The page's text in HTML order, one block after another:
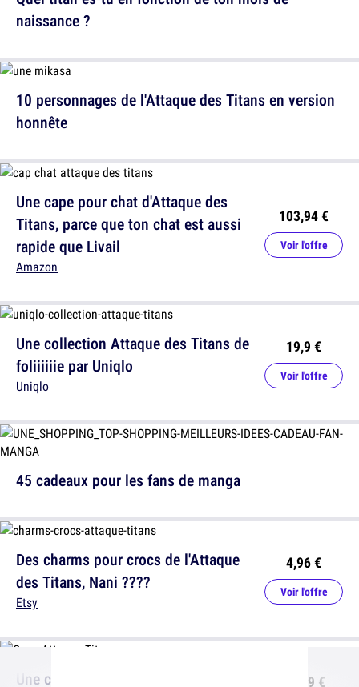
10 personnages de l'Attaque des Titans en version
honnête
Une collection Attaque des Titans de
foliiiiiie par Uniqlo
Uniqlo
19,9 €
Voir l'offre
Des charms pour crocs de l'Attaque
des Titans, Nani ????
Etsy
4,96 €
Voir l'offre
naissance ?
Une cape pour chat d'Attaque des
Titans, parce que ton chat est aussi
rapide que Livail
Amazon
103,94 €
Voir l'offre
45 cadeaux pour les fans de manga
Une cape du bataillon d'exploration 31,49 €